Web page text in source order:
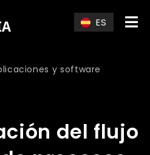
ES
y software
del flujo